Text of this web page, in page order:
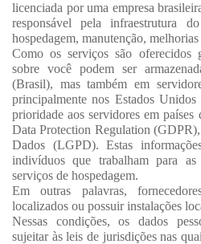
licenciada por uma empresa
responsável pela infraestrutura
hospedagem, manutenção, melhorias
Como os serviços são oferecidos
sobre você podem ser
(Brasil), mas também em
principalmente nos Estados
prioridade aos servidores em países
Data Protection Regulation
Dados (LGPD). Estas
indivíduos que trabalham para as
serviços de hospedagem.
Em outras palavras,
localizados ou possuir instalações
Nessas condições, os dados
sujeitar às leis de jurisdições nas